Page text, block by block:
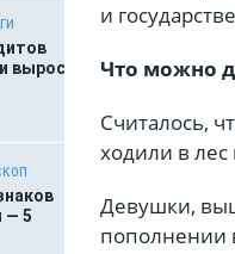
вырос
— 5
и
Что можно
Считалось,
ходили в
Девушки,
пополнении